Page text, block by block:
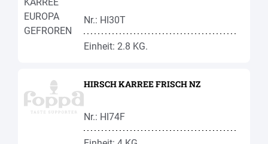
Nr.: HI30T
Einheit: 2.8 KG.
HIRSCH KARREE FRISCH NZ
Nr.: HI74F